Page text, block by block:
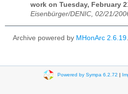
work on Tuesday, February
Eisenbürger/DENIC, 02/21/
Archive powered by MHonArc 2.6.19.
Powered by Sympa 6.2.72 |